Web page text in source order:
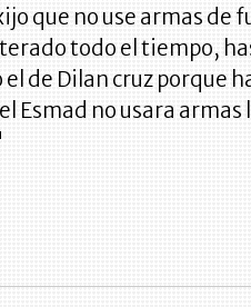
que no use armas de
todo el tiempo,
el de Dilan cruz porque
Esmad no usara